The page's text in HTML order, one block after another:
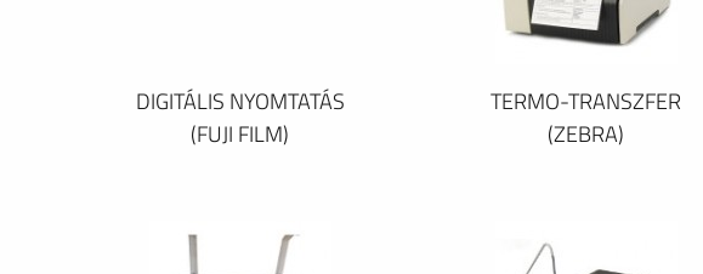
DIGITÁLIS NYOMTATÁS
(FUJI FILM)
TERMO-TRANSZFER
(ZEBRA)